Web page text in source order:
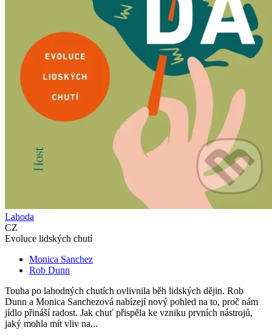
Lahoda
CZ
Evoluce lidských chutí
Monica Sanchez
Rob Dunn
Touha po lahodných chutích ovlivnila běh lidských dějin. Rob
Dunn a Monica Sanchezová nabízejí nový pohled na to, proč nám
jídlo přináší radost. Jak chuť přispěla ke vzniku prvních nástrojů,
jaký mohla mít vliv na...